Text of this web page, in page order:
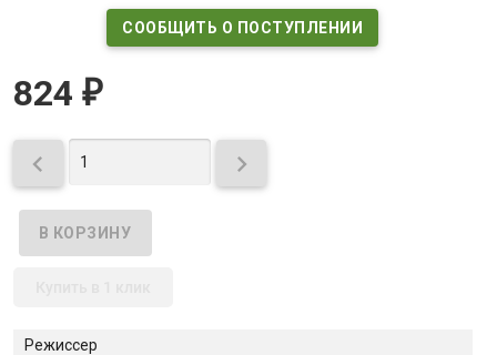
СООБЩИТЬ О ПОСТУПЛЕНИИ
824 ₽
 
Режиссер